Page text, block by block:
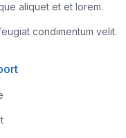
aliquet et et lorem.
condimentum velit.